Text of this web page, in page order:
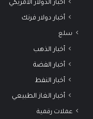
أخبار الدولار الأمريكي
أخبار دولار فرنك
سلع
أخبار الذهب
أخبار الفضة
أخبار النفط
أخبار الغاز الطبيعي
عملات رقمية